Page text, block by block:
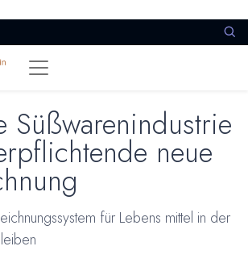
Süßwarenindustrie
neue
für Lebens mittel in der